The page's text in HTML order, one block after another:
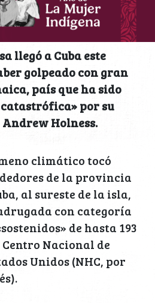
llegó a Cuba este
golpeado con gran
país que ha sido
por su
Holness.
climático tocó
de la provincia
al sureste de la isla,
con categoría
de hasta 193
Nacional de
Unidos (NHC, por